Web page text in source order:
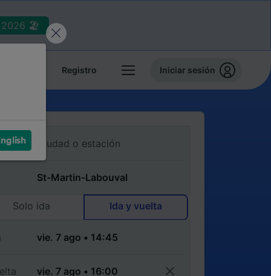
2026 🏖️
Registro Iniciar sesión
Solo ida Ida y vuelta